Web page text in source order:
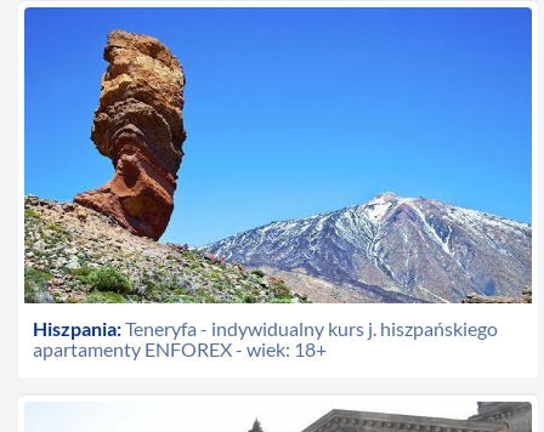
Hiszpania:Teneryfa - indywidualny kurs j. hiszpańskiego
apartamenty ENFOREX - wiek: 18+